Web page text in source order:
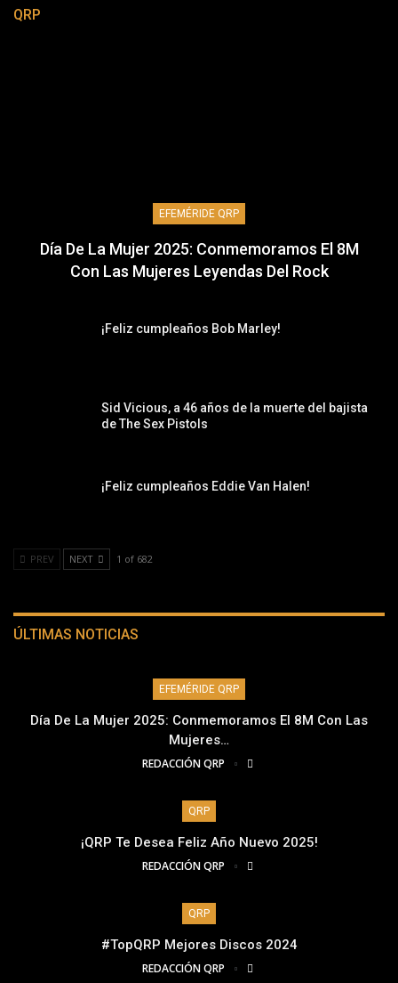
QRP
EFEMÉRIDE QRP
Día De La Mujer 2025: Conmemoramos El 8M
Con Las Mujeres Leyendas Del Rock
¡Feliz cumpleaños Bob Marley!
Sid Vicious, a 46 años de la muerte del bajista
de The Sex Pistols
¡Feliz cumpleaños Eddie Van Halen!
PREV NEXT 1 of 682
ÚLTIMAS NOTICIAS
EFEMÉRIDE QRP
Día De La Mujer 2025: Conmemoramos El 8M Con Las
Mujeres…
REDACCIÓN QRP
QRP
¡QRP Te Desea Feliz Año Nuevo 2025!
REDACCIÓN QRP
QRP
#TopQRP Mejores Discos 2024
REDACCIÓN QRP